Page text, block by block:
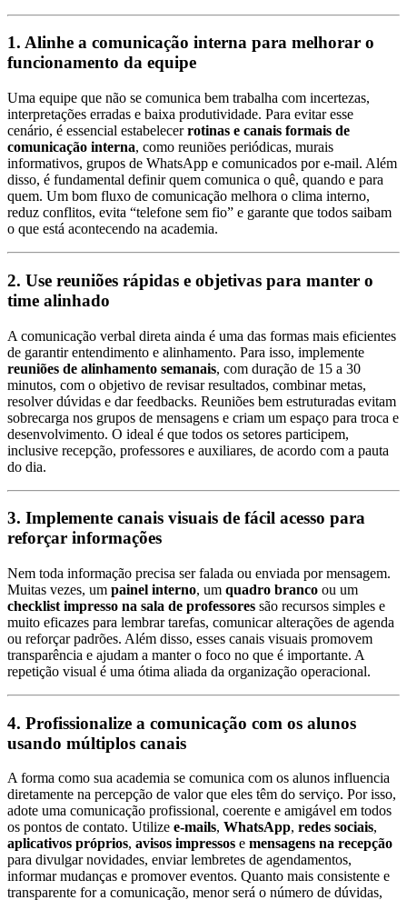
1. Alinhe a comunicação interna para melhorar o
funcionamento da equipe
Uma equipe que não se comunica bem trabalha com incertezas,
interpretações erradas e baixa produtividade. Para evitar esse
cenário, é essencial estabelecerrotinas e canais formais de
comunicação interna, como reuniões periódicas, murais
informativos, grupos de WhatsApp e comunicados por e-mail. Além
disso, é fundamental definir quem comunica o quê, quando e para
quem. Um bom fluxo de comunicação melhora o clima interno,
reduz conflitos, evita “telefone sem fio” e garante que todos saibam
o que está acontecendo na academia.
2. Use reuniões rápidas e objetivas para manter o
time alinhado
A comunicação verbal direta ainda é uma das formas mais eficientes
de garantir entendimento e alinhamento. Para isso, implemente
reuniões de alinhamento semanais, com duração de 15 a 30
minutos, com o objetivo de revisar resultados, combinar metas,
resolver dúvidas e dar feedbacks. Reuniões bem estruturadas evitam
sobrecarga nos grupos de mensagens e criam um espaço para troca e
desenvolvimento. O ideal é que todos os setores participem,
inclusive recepção, professores e auxiliares, de acordo com a pauta
do dia.
3. Implemente canais visuais de fácil acesso para
reforçar informações
Nem toda informação precisa ser falada ou enviada por mensagem.
Muitas vezes, um painel interno, um quadro branco ou um
checklist impresso na sala de professores são recursos simples e
muito eficazes para lembrar tarefas, comunicar alterações de agenda
ou reforçar padrões. Além disso, esses canais visuais promovem
transparência e ajudam a manter o foco no que é importante. A
repetição visual é uma ótima aliada da organização operacional.
4. Profissionalize a comunicação com os alunos
usando múltiplos canais
A forma como sua academia se comunica com os alunos influencia
diretamente na percepção de valor que eles têm do serviço. Por isso,
adote uma comunicação profissional, coerente e amigável em todos
os pontos de contato. Utilize e-mails, WhatsApp, redes sociais,
aplicativos próprios, avisos impressos e mensagens na recepção
para divulgar novidades, enviar lembretes de agendamentos,
informar mudanças e promover eventos. Quanto mais consistente e
transparente for a comunicação, menor será o número de dúvidas,